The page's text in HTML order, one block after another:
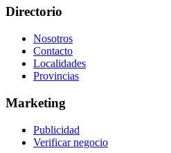
Directorio
Nosotros
Contacto
Localidades
Provincias
Marketing
Publicidad
Verificar negocio